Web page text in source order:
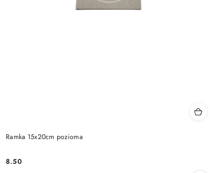
Ramka 15x20cm pozioma
Cena:
8.50